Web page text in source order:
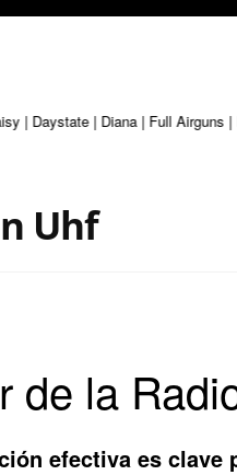
| Diana | Full Airguns |
Uhf
de la
efectiva es